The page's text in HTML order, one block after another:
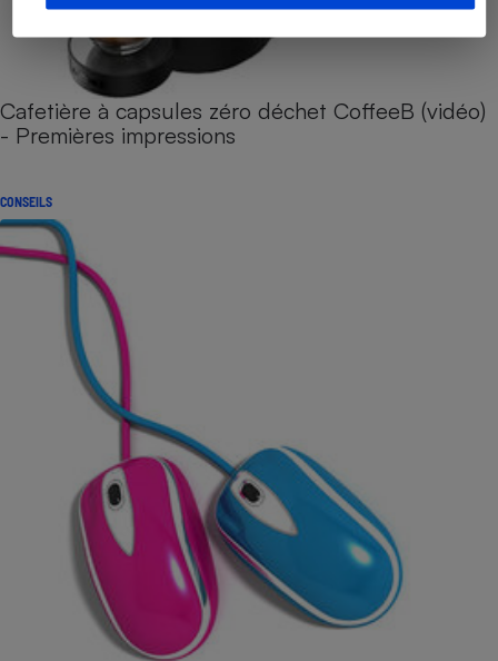
Cafetière à capsules zéro déchet CoffeeB (vidéo)
- Premières impressions
CONSEILS